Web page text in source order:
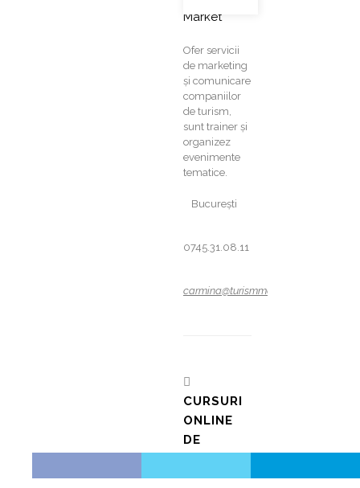
Ofer servicii
de marketing
și comunicare
companiilor
de turism,
sunt trainer și
organizez
evenimente
tematice.
București
0745.31.08.11
carmina@turismmarket.com
CURSURI
ONLINE
DE